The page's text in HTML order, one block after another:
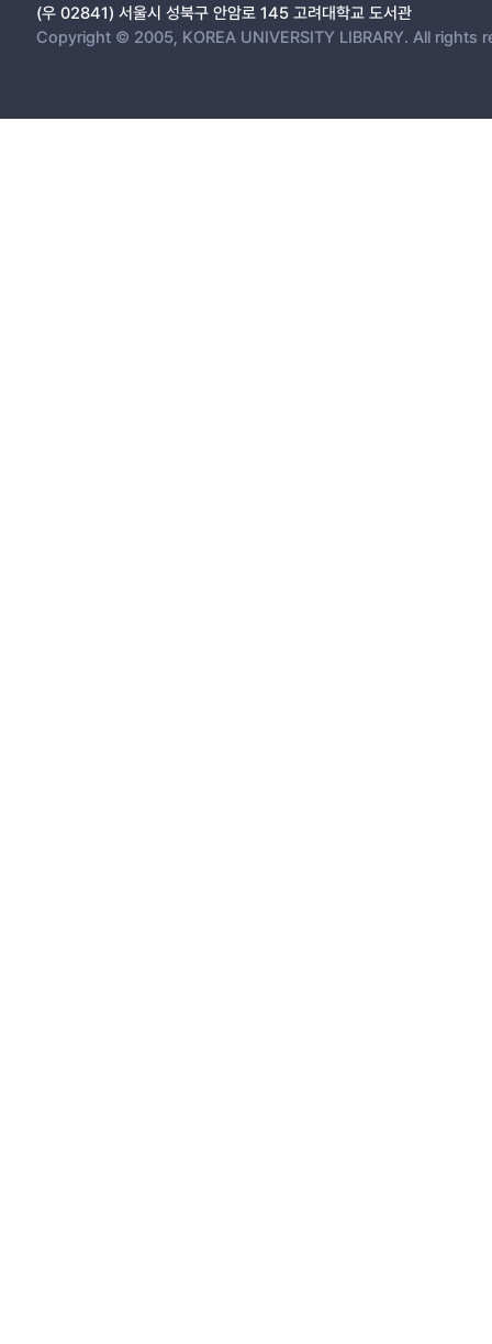
(우 02841) 서울시 성북구 안암로 145 고려대학교 도서관
Copyright © 2005, KOREA UNIVERSITY LIBRARY. All rights